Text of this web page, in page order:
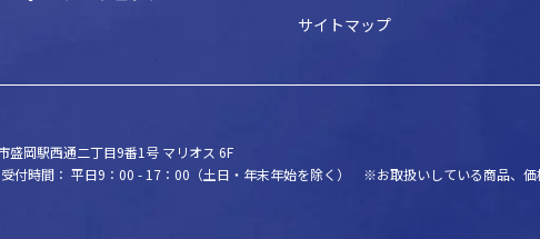
サイトマップ
盛岡駅西通二丁目9番1号 マリオス 6F
受付時間： 平日9：00 - 17：00（土日・年末年始を除く） ※お取扱いしている商品、価